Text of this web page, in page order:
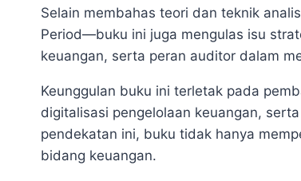
Selain membahas teori dan teknik
Period—buku ini juga mengulas isu
keuangan, serta peran auditor dalam
Keunggulan buku ini terletak pada
digitalisasi pengelolaan keuangan,
pendekatan ini, buku tidak hanya
bidang keuangan.